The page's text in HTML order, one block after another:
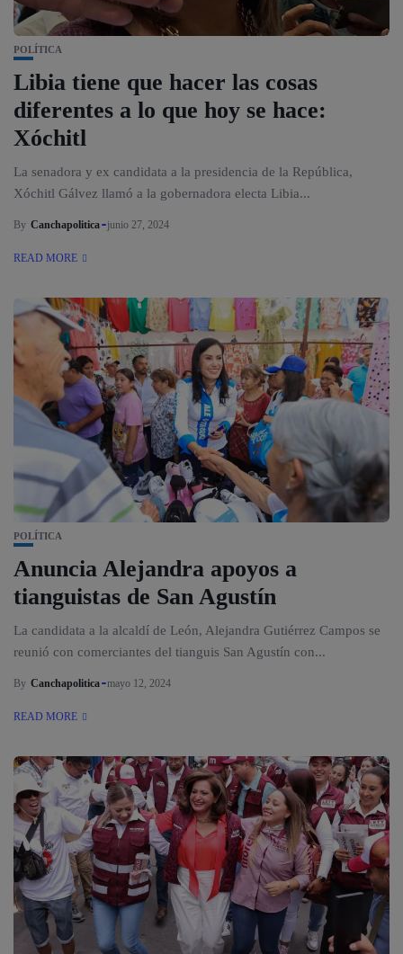
POLÍTICA
Libia tiene que hacer las cosas
diferentes a lo que hoy se hace:
Xóchitl
La senadora y ex candidata a la presidencia de la República,
Xóchitl Gálvez llamó a la gobernadora electa Libia...
By Canchapolitica junio 27, 2024
READ MORE
POLÍTICA
Anuncia Alejandra apoyos a
tianguistas de San Agustín
La candidata a la alcaldí de León, Alejandra Gutiérrez Campos se
reunió con comerciantes del tianguis San Agustín con...
By Canchapolitica mayo 12, 2024
READ MORE